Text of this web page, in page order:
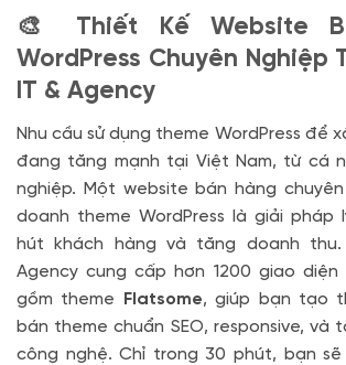
🔰 MUA KÈM TÊN MIỀN
Tên miền Quốc tế(+350.000
Tên miền Việt Nam
🎨 Thiết Kế Website
WordPress Chuyên Nghiệp
IT & Agency
Nhu cầu sử dụng theme WordPress để
đang tăng mạnh tại Việt Nam, từ cá
nghiệp. Một website bán hàng
doanh theme WordPress là giải
hút khách hàng và tăng doanh
Agency cung cấp hơn 1200 giao diện
gồm theme
Flatsome, giúp bạn tạo
bán theme chuẩn SEO, responsive, và
công nghệ. Chỉ trong 30 phút, bạn sẽ